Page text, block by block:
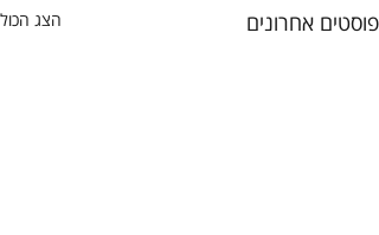
פוסטים אחרונים הצג הכול